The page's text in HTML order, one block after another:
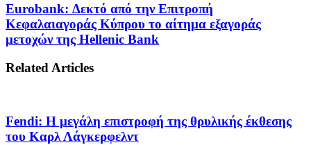
Eurobank: Δεκτό από την Επιτροπή
Κεφαλαιαγοράς Κύπρου το αίτημα εξαγοράς
μετοχών της Hellenic Bank
Related Articles
Fendi: Η μεγάλη επιστροφή της θρυλικής έκθεσης
του Καρλ Λάγκερφελντ